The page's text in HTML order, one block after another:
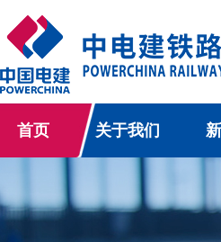
首页 关于我们